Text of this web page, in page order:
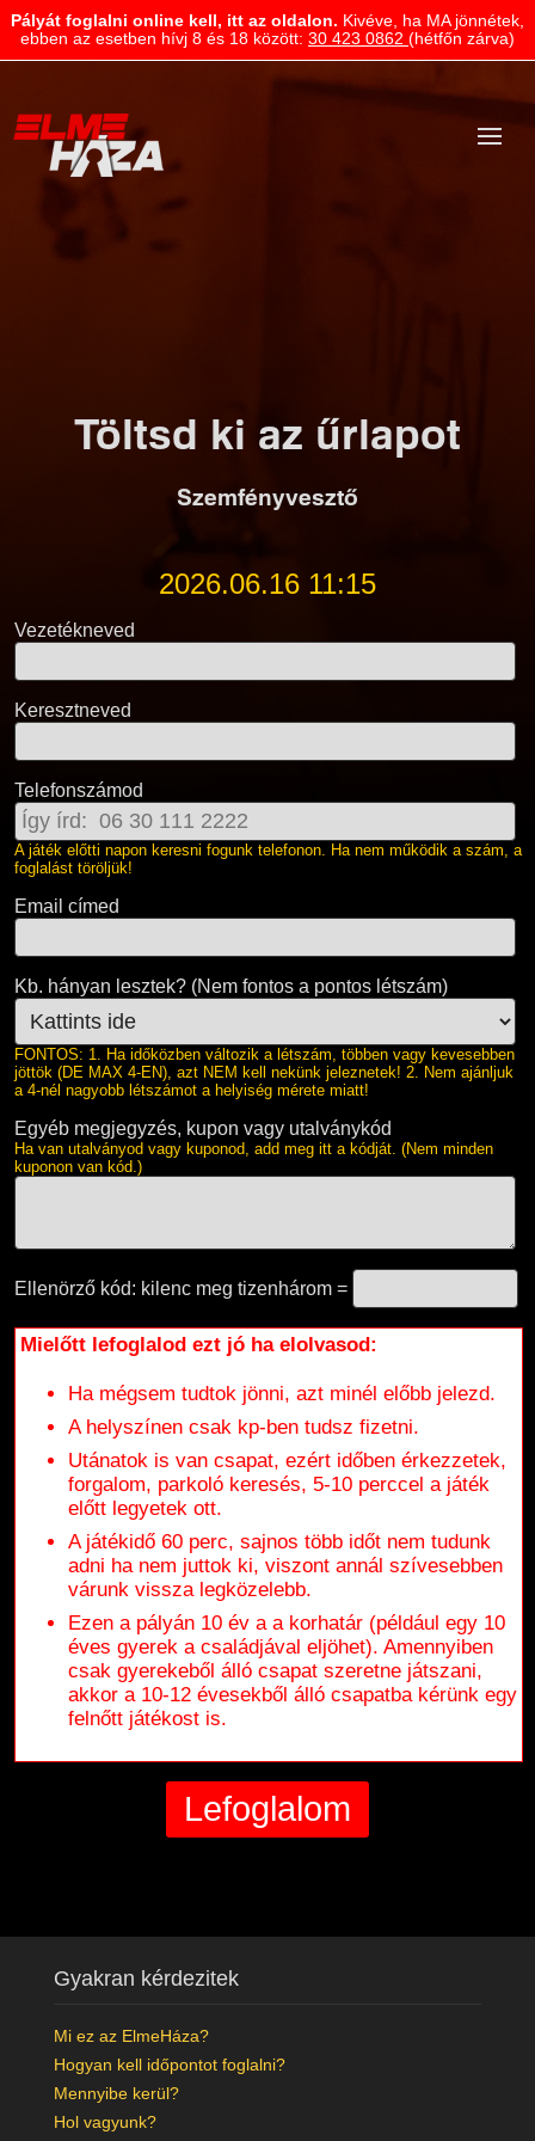
Pályát foglalni online kell, itt az oldalon. Kivéve, ha MA jönnétek,
ebben az esetben hívj 8 és 18 között: 30 423 0862 (hétfőn zárva)
Töltsd ki az űrlapot
Szemfényvesztő
2026.06.16 11:15
Vezetékneved
Keresztneved
Telefonszámod
A játék előtti napon keresni fogunk telefonon. Ha nem működik a szám, a
foglalást töröljük!
Email címed
Kb. hányan lesztek? (Nem fontos a pontos létszám)
FONTOS: 1. Ha időközben változik a létszám, többen vagy kevesebben
jöttök (DE MAX 4-EN), azt NEM kell nekünk jeleznetek! 2. Nem ajánljuk
a 4-nél nagyobb létszámot a helyiség mérete miatt!
Egyéb megjegyzés, kupon vagy utalványkód
Ha van utalványod vagy kuponod, add meg itt a kódját. (Nem minden
kuponon van kód.)
Ellenörző kód: kilenc meg tizenhárom =
Mielőtt lefoglalod ezt jó ha elolvasod:
Ha mégsem tudtok jönni, azt minél előbb jelezd.
A helyszínen csak kp-ben tudsz fizetni.
Utánatok is van csapat, ezért időben érkezzetek,
forgalom, parkoló keresés, 5-10 perccel a játék
előtt legyetek ott.
A játékidő 60 perc, sajnos több időt nem tudunk
adni ha nem juttok ki, viszont annál szívesebben
várunk vissza legközelebb.
Ezen a pályán 10 év a a korhatár (például egy 10
éves gyerek a családjával eljöhet). Amennyiben
csak gyerekeből álló csapat szeretne játszani,
akkor a 10-12 évesekből álló csapatba kérünk egy
felnőtt játékost is.
Gyakran kérdezitek
Mi ez az ElmeHáza?
Hogyan kell időpontot foglalni?
Mennyibe kerül?
Hol vagyunk?